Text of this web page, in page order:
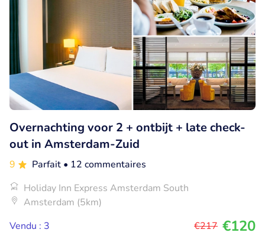
Overnachting voor 2 + ontbijt + late check-
out in Amsterdam-Zuid
9 Parfait • 12 commentaires
Holiday Inn Express Amsterdam South
Amsterdam (5km)
Vendu : 3
€217 €120